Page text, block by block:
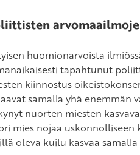
huomionarvoista
tapahtunut
kiinnostus
samalla yhä enemmän
nuorten miesten
mies nojaa uskonnolliseen
oleva kuilu kasvaa